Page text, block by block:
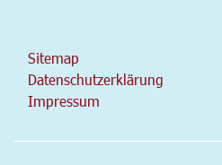
Sitemap
Datenschutzerklärung
Impressum